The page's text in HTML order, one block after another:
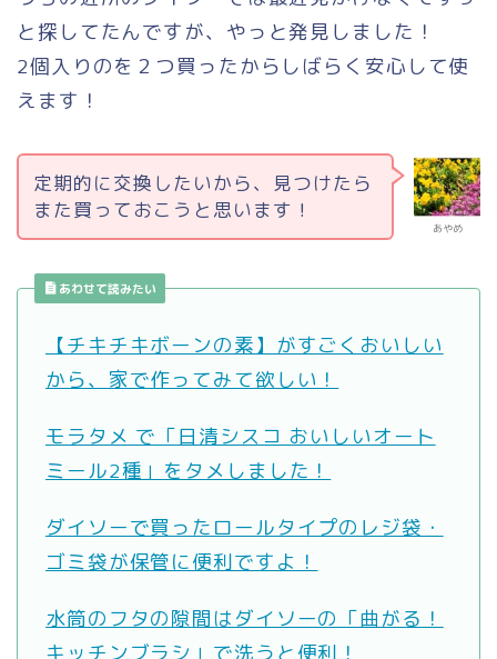
と探してたんですが、やっと発見しました！
2個入りのを２つ買ったからしばらく安心して使
えます！
あやめ
定期的に交換したいから、見つけたら
また買っておこうと思います！
あわせて読みたい
【チキチキボーンの素】がすごくおいしい
から、家で作ってみて欲しい！
モラタメ で「日清シスコ おいしいオート
ミール2種」をタメしました！
ダイソーで買ったロールタイプのレジ袋・
ゴミ袋が保管に便利ですよ！
水筒のフタの隙間はダイソーの「曲がる！
キッチンブラシ」で洗うと便利！